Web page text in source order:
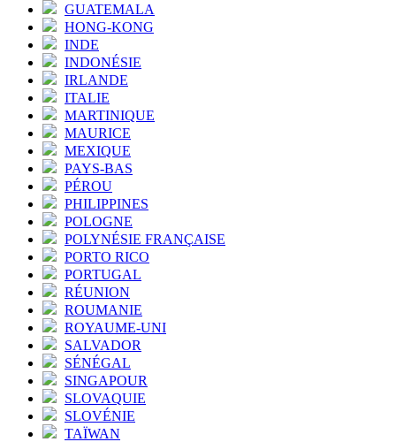
GUATEMALA
HONG-KONG
INDE
INDONÉSIE
IRLANDE
ITALIE
MARTINIQUE
MAURICE
MEXIQUE
PAYS-BAS
PÉROU
PHILIPPINES
POLOGNE
POLYNÉSIE FRANÇAISE
PORTO RICO
PORTUGAL
RÉUNION
ROUMANIE
ROYAUME-UNI
SALVADOR
SÉNÉGAL
SINGAPOUR
SLOVAQUIE
SLOVÉNIE
TAÏWAN